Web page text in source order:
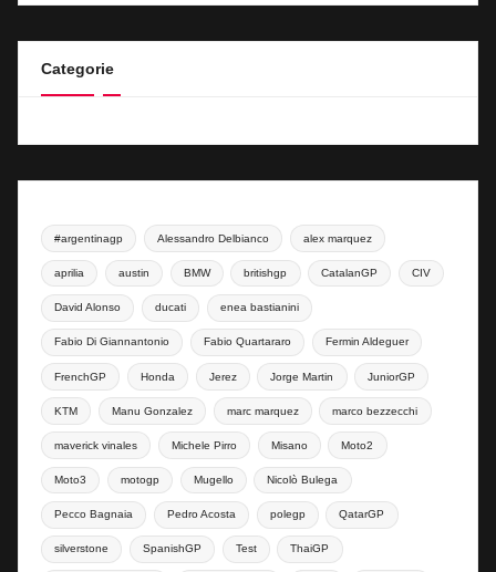
Categorie
#argentinagp Alessandro Delbianco alex marquez
aprilia austin BMW britishgp CatalanGP CIV
David Alonso ducati enea bastianini
Fabio Di Giannantonio Fabio Quartararo Fermin Aldeguer
FrenchGP Honda Jerez Jorge Martin JuniorGP
KTM Manu Gonzalez marc marquez marco bezzecchi
maverick vinales Michele Pirro Misano Moto2
Moto3 motogp Mugello Nicolò Bulega
Pecco Bagnaia Pedro Acosta polegp QatarGP
silverstone SpanishGP Test ThaiGP